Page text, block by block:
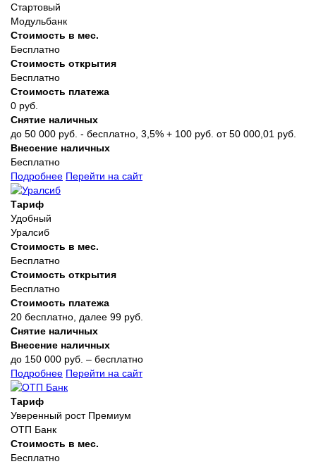
Стартовый
Модульбанк
Стоимость в мес.
Бесплатно
Стоимость открытия
Бесплатно
Стоимость платежа
0 руб.
Снятие наличных
до 50 000 руб. - бесплатно, 3,5% + 100 руб. от 50 000,01 руб.
Внесение наличных
Бесплатно
Подробнее Перейти на сайт
Тариф
Удобный
Уралсиб
Стоимость в мес.
Бесплатно
Стоимость открытия
Бесплатно
Стоимость платежа
20 бесплатно, далее 99 руб.
Снятие наличных
Внесение наличных
до 150 000 руб. – бесплатно
Подробнее Перейти на сайт
Тариф
Уверенный рост Премиум
ОТП Банк
Стоимость в мес.
Бесплатно